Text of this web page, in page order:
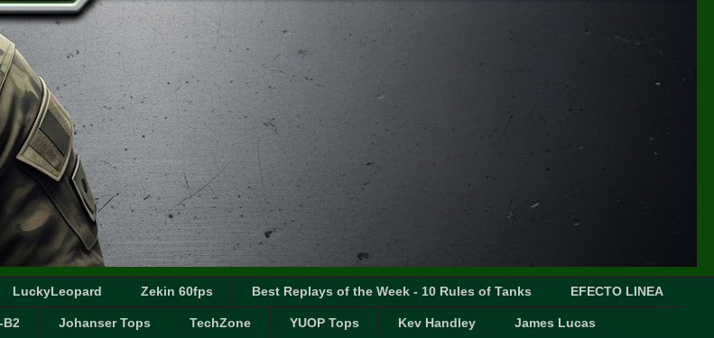
LuckyLeopard Zekin 60fps Best Replays of the Week - 10 Rules of Tanks EFECTO LINEA
B2 Johanser Tops TechZone YUOP Tops Kev Handley James Lucas